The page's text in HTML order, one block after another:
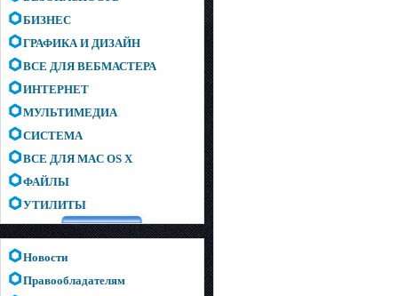
БИЗНЕС
ГРАФИКА И ДИЗАЙН
ВСЕ ДЛЯ ВЕБМАСТЕРА
ИНТЕРНЕТ
МУЛЬТИМЕДИА
СИСТЕМА
ВСЕ ДЛЯ MAC OS X
ФАЙЛЫ
УТИЛИТЫ
Новости
Правообладателям